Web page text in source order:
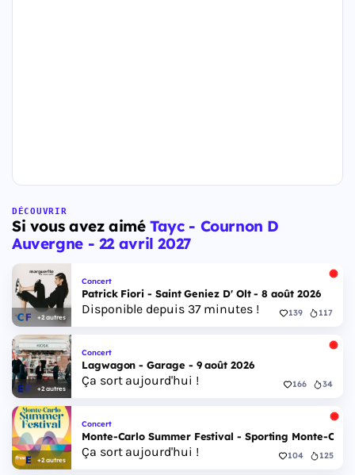
DÉCOUVRIR
Si vous avez aiméTayc - Cournon D
Auvergne - 22 avril 2027
+2 autres
Concert
Patrick Fiori - Saint Geniez D' Olt - 8 août 2026
Disponible depuis 37 minutes ! 139 117
+2 autres
Concert
Lagwagon - Garage - 9 août 2026
Ça sort aujourd'hui ! 166 34
+2 autres
Concert
Monte-Carlo Summer Festival - Sporting Monte-
Ça sort aujourd'hui ! 104 125